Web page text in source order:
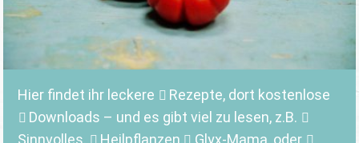
Hier findet ihr leckere Rezepte, dort kostenlose
Downloads – und es gibt viel zu lesen, z.B.
Sinnvolles, Heilpflanzen, Glyx-Mama,oder